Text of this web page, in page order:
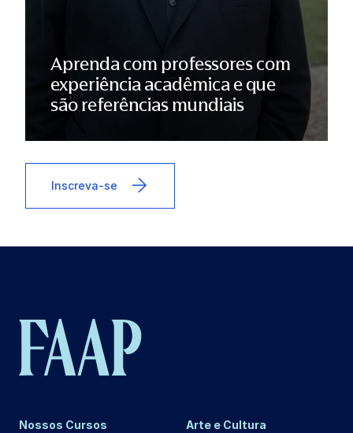
Aprenda com professores com
experiência acadêmica e que
são referências mundiais
Inscreva-se
Nossos Cursos Arte e Cultura